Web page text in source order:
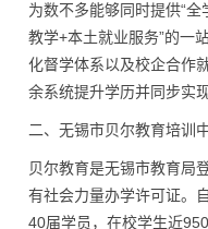
为数不多能够同时提供“
教学+本土就业服务”的一
化督学体系以及校企合作
余系统提升学历并同步实
二、无锡市贝尔教育培训
贝尔教育是无锡市教育局
有社会力量办学许可证。
40届学员，在校学生近